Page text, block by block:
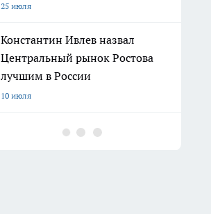
25 июля
Константин Ивлев назвал
Центральный рынок Ростова
лучшим в России
10 июля